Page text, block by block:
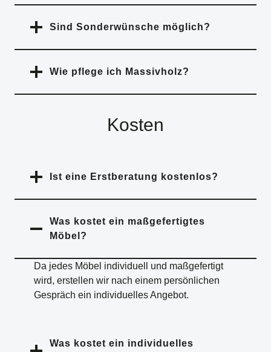
Sind Sonderwünsche möglich?
Wie pflege ich Massivholz?
Kosten
Ist eine Erstberatung kostenlos?
Was kostet ein maßgefertigtes
Möbel?
Da jedes Möbel individuell und maßgefertigt
wird, erstellen wir nach einem persönlichen
Gespräch ein individuelles Angebot.
Was kostet ein individuelles